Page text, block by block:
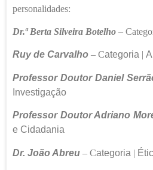
personalidades:
Dr.ª Berta Silveira Botelho –
Ruy de Carvalho – Categoria
Professor Doutor Daniel
Investigação
Professor Doutor Adriano
e Cidadania
Dr. João Abreu – Categoria |